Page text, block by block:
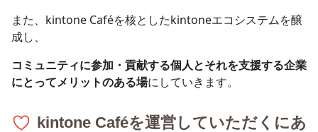
また、kintone Caféを核としたkintoneエコシステムを醸
成し、
コミュニティに参加・貢献する個人とそれを支援する企業
にとってメリットのある場にしていきます。
kintone Caféを運営していただくにあ